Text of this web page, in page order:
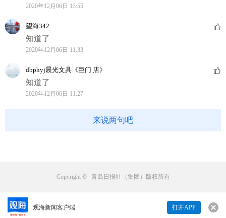
观海新闻客户端 打开APP
2020年12月06日 13:55
望海342
知道了
2020年12月06日 11:33
dbphyj晨光文具《巨门 店》
知道了
2020年12月06日 11:27
来说两句吧
来说两句吧...
Copyright © 青岛日报社（集团）版权所有